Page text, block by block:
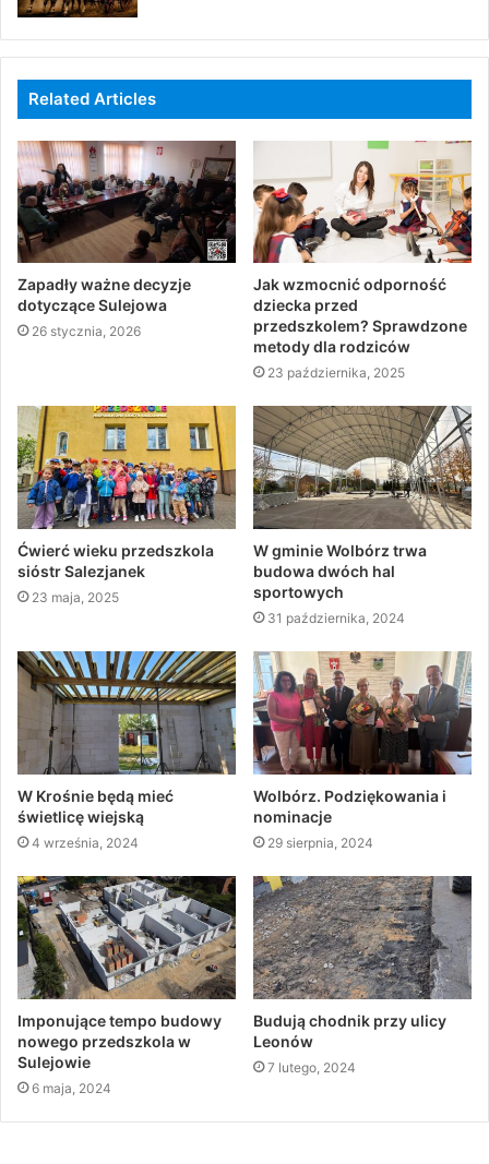
Related Articles
Zapadły ważne decyzje
dotyczące Sulejowa
26 stycznia, 2026
Jak wzmocnić odporność
dziecka przed
przedszkolem? Sprawdzone
metody dla rodziców
23 października, 2025
Ćwierć wieku przedszkola
sióstr Salezjanek
23 maja, 2025
W gminie Wolbórz trwa
budowa dwóch hal
sportowych
31 października, 2024
W Krośnie będą mieć
świetlicę wiejską
4 września, 2024
Wolbórz. Podziękowania i
nominacje
29 sierpnia, 2024
Imponujące tempo budowy
nowego przedszkola w
Sulejowie
6 maja, 2024
Budują chodnik przy ulicy
Leonów
7 lutego, 2024